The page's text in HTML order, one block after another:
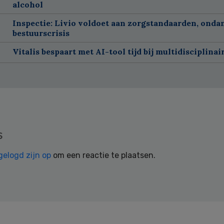
alcohol
Inspectie: Livio voldoet aan zorgstandaarden,
bestuurscrisis
Vitalis bespaart met AI-tool tijd bij
zijn op om een reactie te plaatsen.